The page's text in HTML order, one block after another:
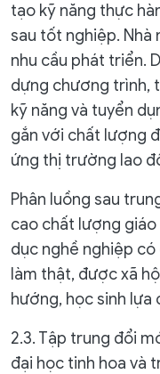
tạo kỹ năng thực
sau tốt nghiệp.
nhu cầu phát triển.
dựng chương trình,
kỹ năng và tuyển
gắn với chất lượng
ứng thị trường lao
Phân luồng sau
cao chất lượng
dục nghề nghiệp
làm thật, được xã
hướng, học sinh lựa
2.3. Tập trung đổi
đại học tinh hoa và